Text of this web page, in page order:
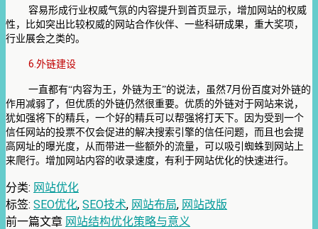
容易形成行业权威气氛的内容提升到首页显示，增加网站的权威
性，比如突出比较权威的网站合作伙伴、一些科研成果，重大奖项，
行业展会之类的。
6. 外链建设
一直都有“内容为王，外链为王”的说法，虽然7月份百度对外链的
作用减弱了，但优质的外链仍然很重要。优质的外链对于网站来说，
犹如强将下的精兵，一个好的精兵可以帮强将打天下。因为受到一个
信任网站的投票不仅会促进的解决搜索引擎的信任问题，而且也会提
高网址的曝光度，从而带进一些额外的流量，可以吸引蜘蛛到网站上
来爬行。增加网站内容的收录速度，有利于网站优化的快速进行。
分类: 网站优化
标签: SEO优化, SEO技术, 网站布局, 网站改版
前一篇文章 网站结构优化策略与意义